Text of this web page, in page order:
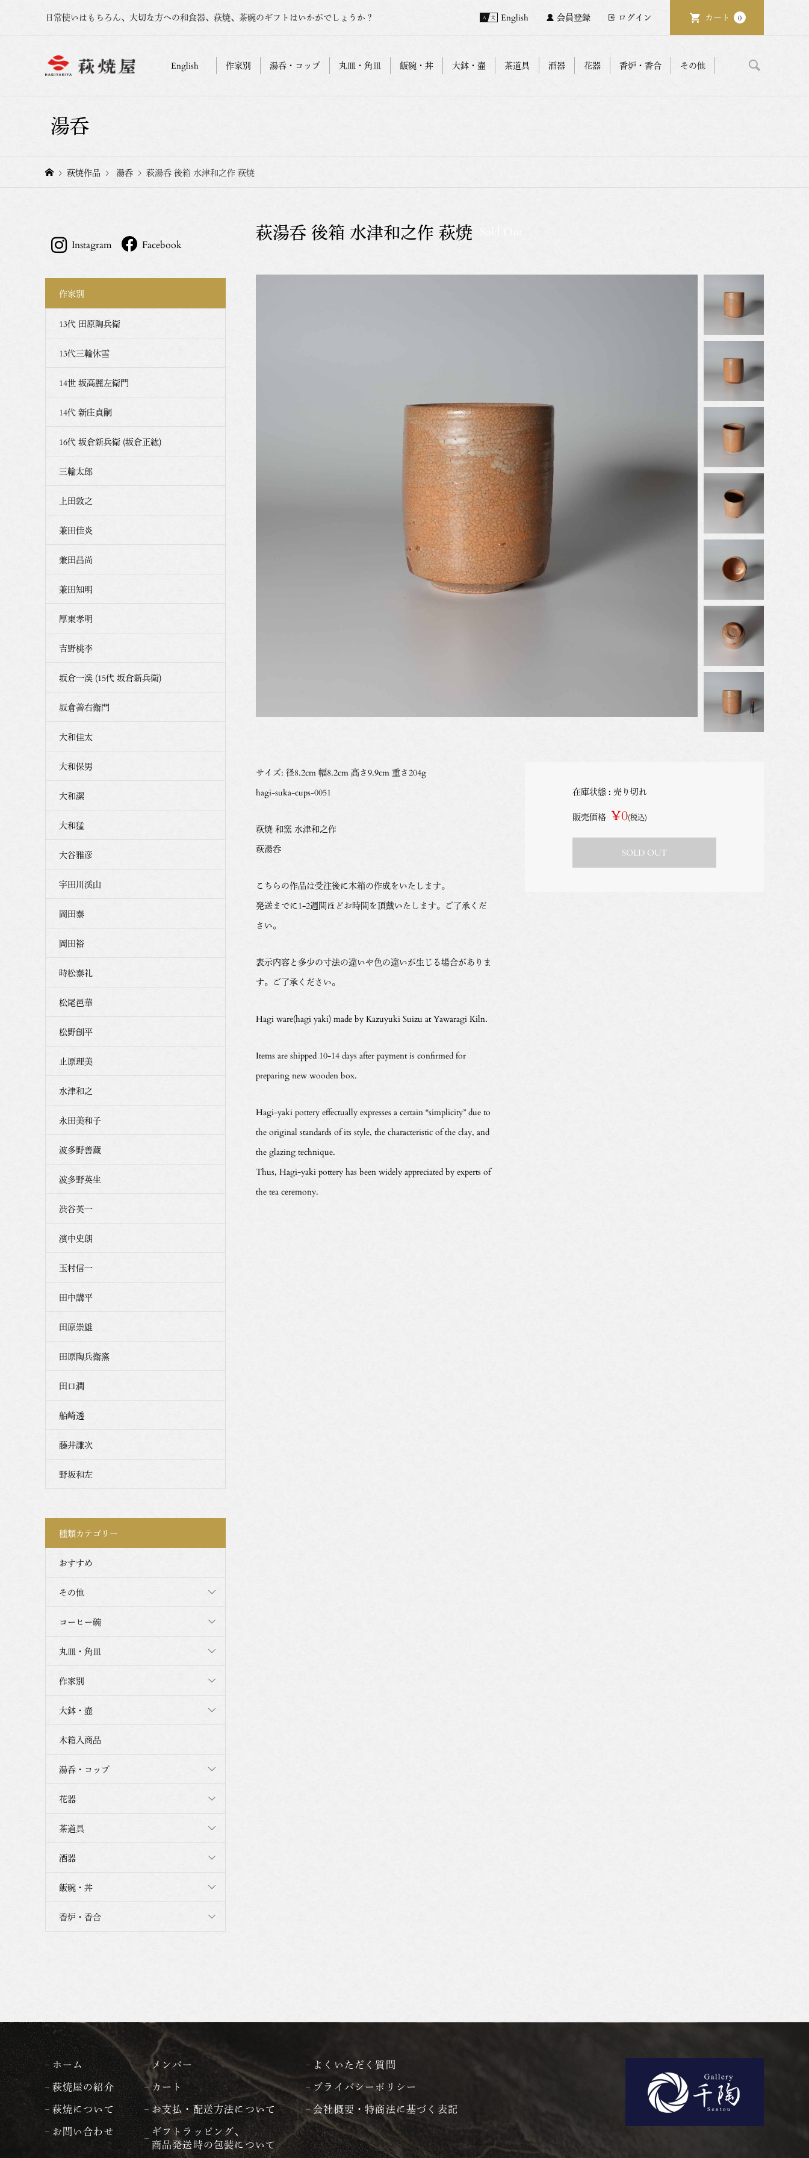
日常使いはもちろん、大切な方への和食器、萩焼、茶碗のギフトはいかがでしょうか？ English 会員登録 ログイン カート 0
English 作家別 湯呑・コップ 丸皿・角皿 飯碗・丼 大鉢・壷 茶道具 酒器 花器 香炉・香合 その他
湯呑
萩焼作品 湯呑 萩湯呑 後箱 水津和之作 萩焼
萩湯呑 後箱 水津和之作 萩焼
サイズ: 径8.2cm 幅8.2cm 高さ9.9cm 重さ204g
hagi-suka-cups-0051
萩焼 和窯 水津和之作
萩湯呑
こちらの作品は受注後に木箱の作成をいたします。
発送までに1-2週間ほどお時間を頂戴いたします。ご了承くだ
さい。
表示内容と多少の寸法の違いや色の違いが生じる場合がありま
す。ご了承ください。
Hagi ware(hagi yaki) made by Kazuyuki Suizu at Yawaragi Kiln.
Items are shipped 10-14 days after payment is confirmed for
preparing new wooden box.
Hagi-yaki pottery effectually expresses a certain “simplicity” due to
the original standards of its style, the characteristic of the clay, and
the glazing technique.
Thus, Hagi-yaki pottery has been widely appreciated by experts of
the tea ceremony.
在庫状態 : 売り切れ
販売価格 ¥0(税込)
SOLD OUT
Instagram Facebook
作家別
13代 田原陶兵衛
13代三輪休雪
14世 坂高麗左衛門
14代 新庄貞嗣
16代 坂倉新兵衛 (坂倉正紘)
三輪太郎
上田敦之
兼田佳炎
兼田昌尚
兼田知明
厚東孝明
吉野桃李
坂倉一渓 (15代 坂倉新兵衛)
坂倉善右衛門
大和佳太
大和保男
大和潔
大和猛
大谷雅彦
宇田川渓山
岡田泰
岡田裕
時松泰礼
松尾邑華
松野創平
止原理美
水津和之
永田美和子
波多野善蔵
波多野英生
渋谷英一
濱中史朗
玉村信一
田中講平
田原崇雄
田原陶兵衛窯
田口潤
船崎透
藤井謙次
野坂和左
種類カテゴリー
おすすめ
その他
コーヒー碗
丸皿・角皿
作家別
大鉢・壺
木箱入商品
湯呑・コップ
花器
茶道具
酒器
飯碗・丼
香炉・香合
ホーム
萩焼屋の紹介
萩焼について
お問い合わせ
メンバー
カート
お支払・配送方法について
ギフトラッピング、
商品発送時の包装について
よくいただく質問
プライバシーポリシー
会社概要・特商法に基づく表記